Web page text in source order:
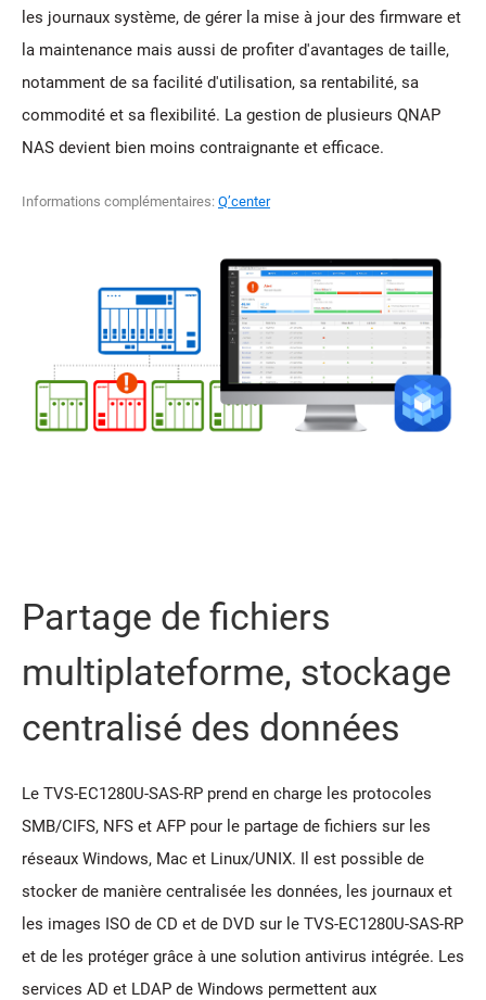
les journaux système, de gérer la mise à jour des firmware et
la maintenance mais aussi de profiter d'avantages de taille,
notamment de sa facilité d'utilisation, sa rentabilité, sa
commodité et sa flexibilité. La gestion de plusieurs QNAP
NAS devient bien moins contraignante et efficace.
Informations complémentaires: Q’center
Partage de fichiers
multiplateforme, stockage
centralisé des données
Le TVS-EC1280U-SAS-RP prend en charge les protocoles
SMB/CIFS, NFS et AFP pour le partage de fichiers sur les
réseaux Windows, Mac et Linux/UNIX. Il est possible de
stocker de manière centralisée les données, les journaux et
les images ISO de CD et de DVD sur le TVS-EC1280U-SAS-RP
et de les protéger grâce à une solution antivirus intégrée. Les
services AD et LDAP de Windows permettent aux